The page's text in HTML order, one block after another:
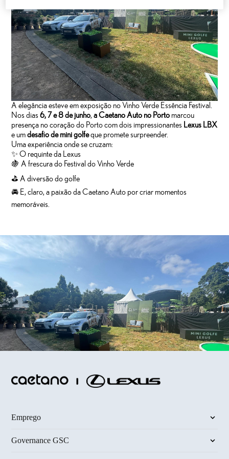
A elegância esteve em exposição no Vinho Verde Essência Festival.
Nos dias 6, 7 e 8 de junho,a Caetano Auto no Porto marcou
presença no coração do Porto com dois impressionantes Lexus LBX
e umdesafio de mini golfeque promete surpreender.
Uma experiência onde se cruzam:
✨ O requinte da Lexus
🍇 A frescura do Festival do Vinho Verde
⛳ A diversão do golfe
🚘 E, claro, a paixão da Caetano Auto por criar momentos
memoráveis.
Emprego
Governance GSC